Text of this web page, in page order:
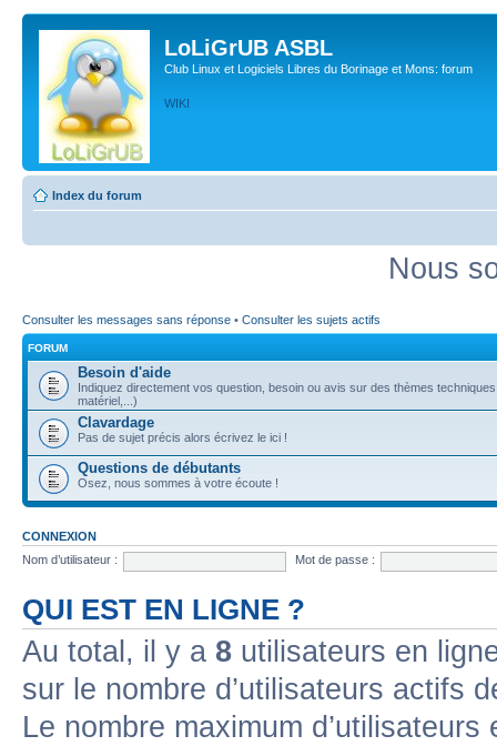
LoLiGrUB ASBL
Club Linux et Logiciels Libres du Borinage et Mons: forum
WIKI
Index du forum
Nous
Consulter les messages sans réponse • Consulter les sujets actifs
FORUM
Besoin d'aide
Indiquez directement vos question, besoin ou avis sur des thèmes
matériel,...)
Clavardage
Pas de sujet précis alors écrivez le ici !
Questions de débutants
Osez, nous sommes à votre écoute !
CONNEXION
Nom d’utilisateur :
Mot de passe :
QUI EST EN LIGNE ?
Au total, il y a 8 utilisateurs en
sur le nombre d’utilisateurs actifs
Le nombre maximum